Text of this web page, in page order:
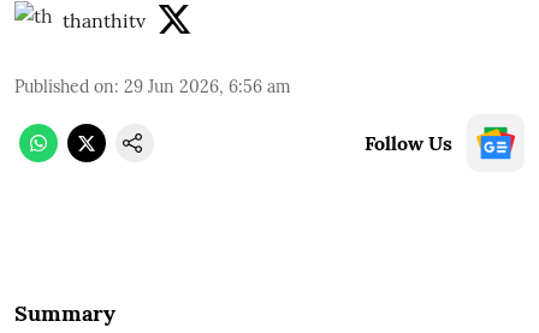
thanthitv
Published on: 29 Jun 2026, 6:56 am
Follow Us
Summary